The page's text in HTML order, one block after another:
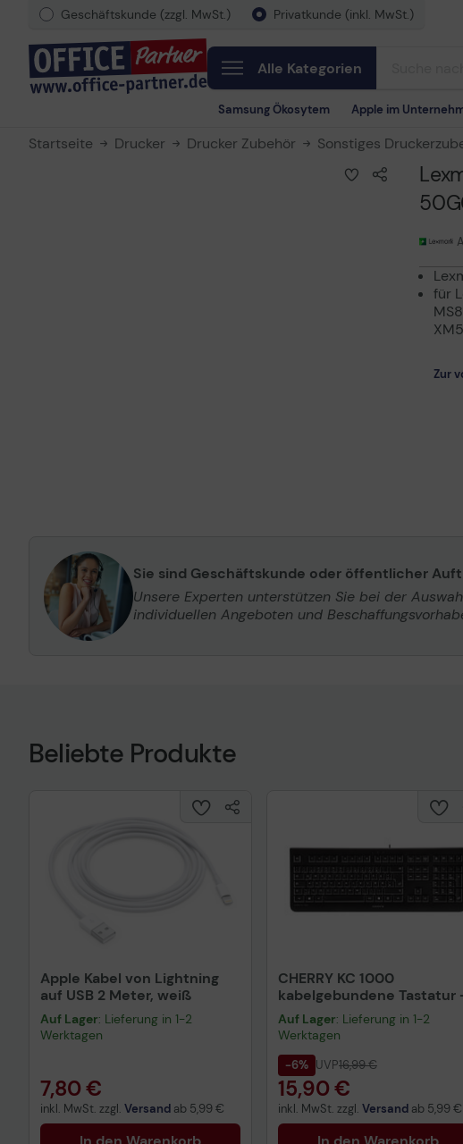
Geschäftskunde (zzgl. MwSt.) Privatkunde (inkl. MwSt.)
Alle Kategorien
Samsung Ökosytem Apple im
Startseite Drucker Drucker Zubehör Sonstiges
für
Zur
Sie sind Geschäftskunde oder öffentlicher
Unsere Experten unterstützen Sie bei der
individuellen Angeboten und
Beliebte Produkte
Apple Kabel von Lightning
auf USB 2 Meter, weiß
Auf Lager: Lieferung in 1-2
Werktagen
7,80 €
inkl. MwSt. zzgl. Versand ab 5,99 €
CHERRY KC 1000
kabelgebundene Tastatur
QWERTZ DE - schwarz
Auf Lager: Lieferung in 1-2
Werktagen
-6% UVP16,99 €
15,90 €
inkl. MwSt. zzgl. Versand ab 5,99 €